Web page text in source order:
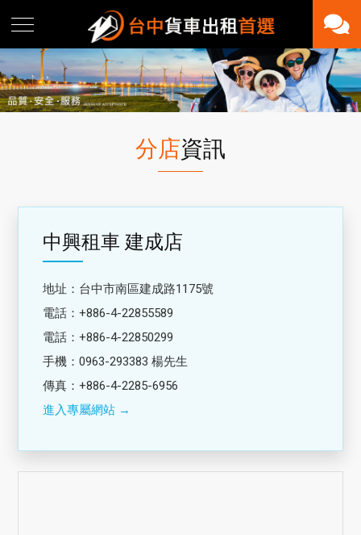
分店資訊
中興租車 建成店
地址：台中市南區建成路1175號
電話：+886-4-22855589
電話：+886-4-22850299
手機：0963-293383 楊先生
傳真：+886-4-2285-6956
進入專屬網站 →